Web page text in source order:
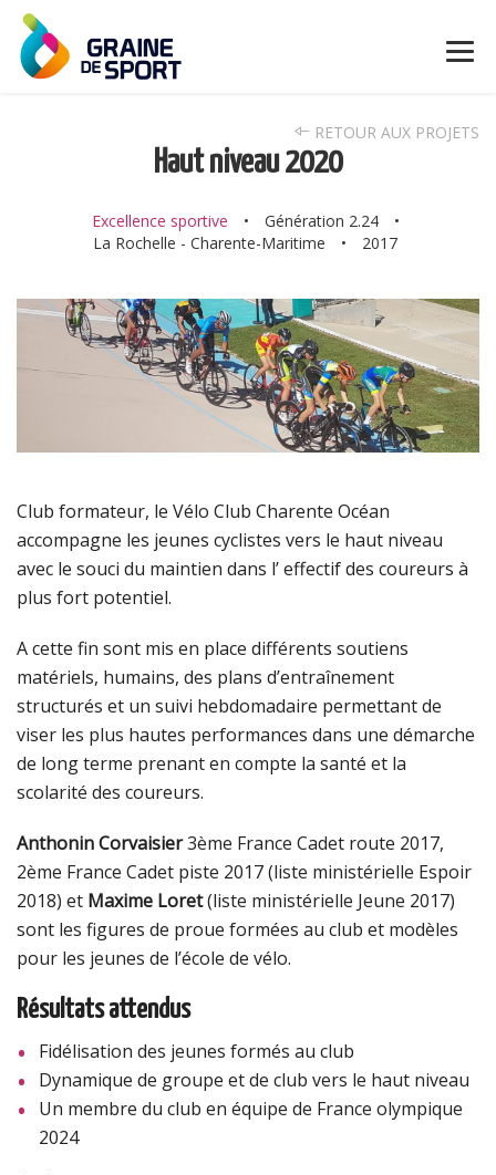
RETOUR AUX PROJETS
Haut niveau 2020
Excellence sportive • Génération 2.24
•
La Rochelle - Charente-Maritime
• 2017
Club formateur, le Vélo Club Charente Océan
accompagne les jeunes cyclistes vers le haut niveau
avec le souci du maintien dans l’ effectif des coureurs à
plus fort potentiel.
A cette fin sont mis en place différents soutiens
matériels, humains, des plans d’entraînement
structurés et un suivi hebdomadaire permettant de
viser les plus hautes performances dans une démarche
de long terme prenant en compte la santé et la
scolarité des coureurs.
Anthonin Corvaisier3ème France Cadet route 2017,
2ème France Cadet piste 2017 (liste ministérielle Espoir
2018) et Maxime Loret(liste ministérielle Jeune 2017)
sont les figures de proue formées au club et modèles
pour les jeunes de l’école de vélo.
Résultats attendus
Fidélisation des jeunes formés au club
Dynamique de groupe et de club vers le haut niveau
Un membre du club en équipe de France olympique
2024